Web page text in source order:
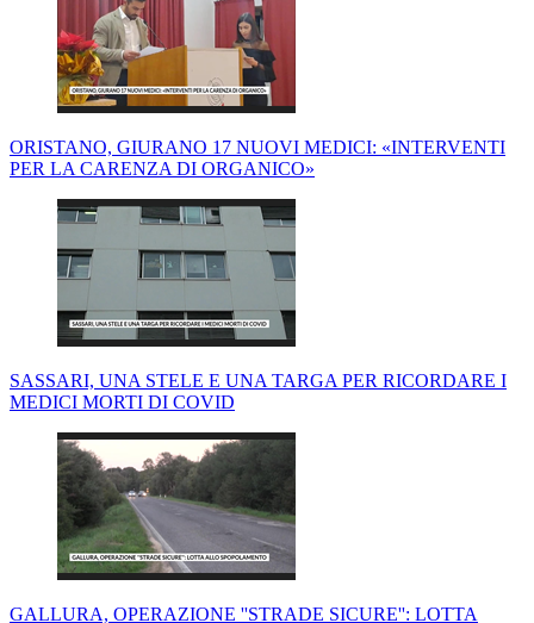
ORISTANO, GIURANO 17 NUOVI MEDICI: «INTERVENTI
PER LA CARENZA DI ORGANICO»
SASSARI, UNA STELE E UNA TARGA PER RICORDARE I
MEDICI MORTI DI COVID
GALLURA, OPERAZIONE ''STRADE SICURE'': LOTTA